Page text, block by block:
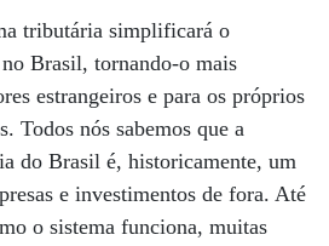
tributária simplificará o
Brasil, tornando-o mais
estrangeiros e para os próprios
Todos nós sabemos que a
do Brasil é, historicamente, um
e investimentos de fora. Até
o sistema funciona, muitas